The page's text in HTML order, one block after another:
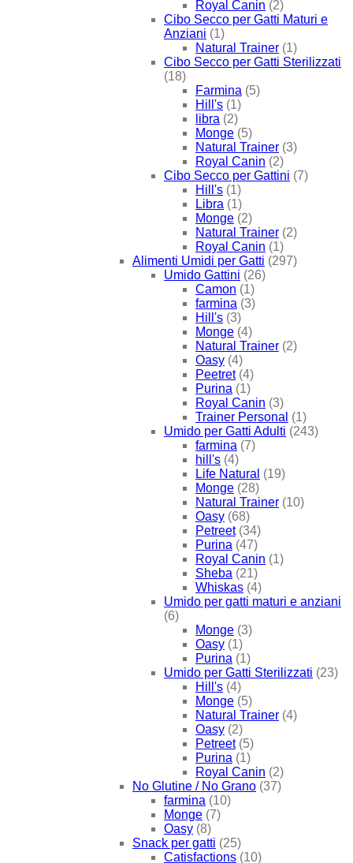
Royal Canin (2)
Cibo Secco per Gatti Maturi e
Anziani (1)
Natural Trainer (1)
Cibo Secco per Gatti Sterilizzati
(18)
Farmina (5)
Hill's (1)
libra (2)
Monge (5)
Natural Trainer (3)
Royal Canin (2)
Cibo Secco per Gattini (7)
Hill's (1)
Libra (1)
Monge (2)
Natural Trainer (2)
Royal Canin (1)
Alimenti Umidi per Gatti (297)
Umido Gattini (26)
Camon (1)
farmina (3)
Hill's (3)
Monge (4)
Natural Trainer (2)
Oasy (4)
Peetret (4)
Purina (1)
Royal Canin (3)
Trainer Personal (1)
Umido per Gatti Adulti (243)
farmina (7)
hill's (4)
Life Natural (19)
Monge (28)
Natural Trainer (10)
Oasy (68)
Petreet (34)
Purina (47)
Royal Canin (1)
Sheba (21)
Whiskas (4)
Umido per gatti maturi e anziani
(6)
Monge (3)
Oasy (1)
Purina (1)
Umido per Gatti Sterilizzati (23)
Hill's (4)
Monge (5)
Natural Trainer (4)
Oasy (2)
Petreet (5)
Purina (1)
Royal Canin (2)
No Glutine / No Grano (37)
farmina (10)
Monge (7)
Oasy (8)
Snack per gatti (25)
Catisfactions (10)